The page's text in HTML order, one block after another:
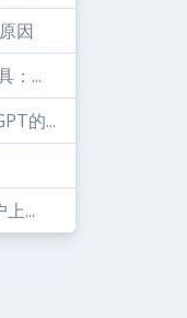
因
：...
的...
...